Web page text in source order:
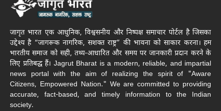
जागृत भारत एक आधुनिक, विश्वसनीय और निष्पक्ष समाचार पोर्टल है जिसका
उद्देश्य है “जागरूक नागरिक, सशक्त राष्ट्र” की भावना को साकार करना। हम
भारतीय समाज को सही, तथ्य-आधारित और समय पर जानकारी प्रदान करने के
लिए प्रतिबद्ध हैं। Jagrut Bharat is a modern, reliable, and impartial
news portal with the aim of realizing the spirit of "Aware
Citizens, Empowered Nation." We are committed to providing
accurate, fact-based, and timely information to the Indian
society.